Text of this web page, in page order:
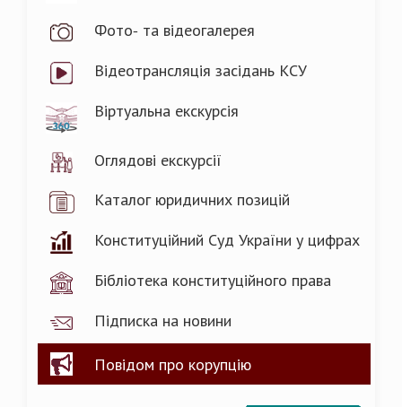
Фото- та відеогалерея
Відеотрансляція засідань КСУ
Віртуальна екскурсія
Оглядові екскурсії
Каталог юридичних позицій
Конституційний Суд України у цифрах
Бібліотека конституційного права
Підписка на новини
Повідом про корупцію